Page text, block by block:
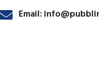
Email: